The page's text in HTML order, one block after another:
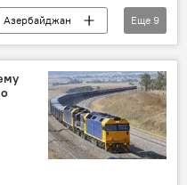
Азербайджан
Байрамов
Транскаспийский международный транспортный коридор
Еще 9